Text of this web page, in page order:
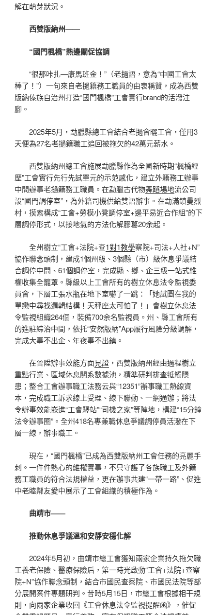
解在萌芽狀況。
西雙版納州——
“國門楓橋”熱邊關促協調
“很那咔扎—康馬班金！”（老撾語，意為“中國工會太
棒了！”）一句來自老撾籍務工職員的由衷稱贊，成為西雙
版納傣族自治州打造“國門楓橋”工會實行brand的活潑注
腳。
2025年5月，勐臘縣總工會結合老撾會曬工會，僅用3
天便為27名老撾籍職工追回被拖欠的42萬元薪水。
西雙版納州總工會施展勐臘縣作為全國新時期“楓橋經
歷”工會實行先行先試單元的示范感化，建立外籍務工辦事
中間辦事老撾籍務工職員。在勐臘古代物舞蹈場地流公司
設“國門調停室”，為外籍司機供給雙語辦事。在勐滿鎮曼烈
村，摸索構成“工會+勞模小凳調停室+邊平易近合作組”的下
層調停形式，以接地氣的方法化解膠葛20余起。
全州樹立“工會+法院+查1對1教學察院+司法+人社+N”
協作聯念頭制，建成1個州級、3個縣（市）級休息爭議結
合調停中間、61個調停室，完成縣、鄉、企三級一站式維
權收集全籠罩。縣級以上工會所有的樹立休息法令監視委
員會，下層工張水瓶在地下室嚇了一跳：「她試圖在我的
單戀中尋找邏輯結構！天秤座太可怕了！」會樹立休息法
令監視組織264個，裝備700余名監視員。州、縣工會所有
的進駐綜治中間，依托“安然版納”App履行風險分級調解，
完成大事不出企、年夜事不出鎮。
在晉陞辦事效能方面見證 ，西雙版納州經由過程樹立
重點行業、區域休息關系數據池，精準研判排查牴觸隱
患；整合工會辦事職工法務云與“12351”辦事職工熱線資
本，完成職工訴求線上受理、線下聯動、一網通辦；將法
令辦事效能嵌進“工會驛站”“司機之家”等陣地，構建“15分鐘
法令辦事圈”。全州418名專兼職休息爭議調停員活潑在下
層一線，辦事職工。
現在，“國門楓橋”已成為西雙版納州工會任務的亮麗手
刺。一件件熱心的維權實事，不只守護了各族職工及外籍
務工職員的符合法規權益，更在辦事共建“一帶一路”、促進
中老睦鄰友愛中展示了工會組織的積極作為。
曲靖市——
推動休息爭議溫和安靜安穩化解
2024年5月初，曲靖市總工會獲知兩家企業持久拖欠職
工養老保險、醫療保險后，第一時光啟動“工會+法院+查察
院+N”協作聯念頭制，結合市國民查察院、市國民法院等部
分展開案件專題研判。昔時5月15日，市總工會根據相干規
則，向兩家企業收回《工會休息法令監視提醒函》，催促